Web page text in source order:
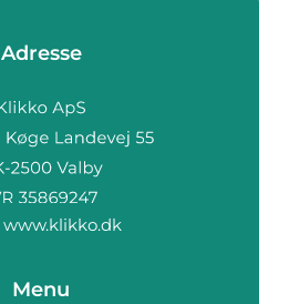
Adresse
www.klikko.dk
Menu